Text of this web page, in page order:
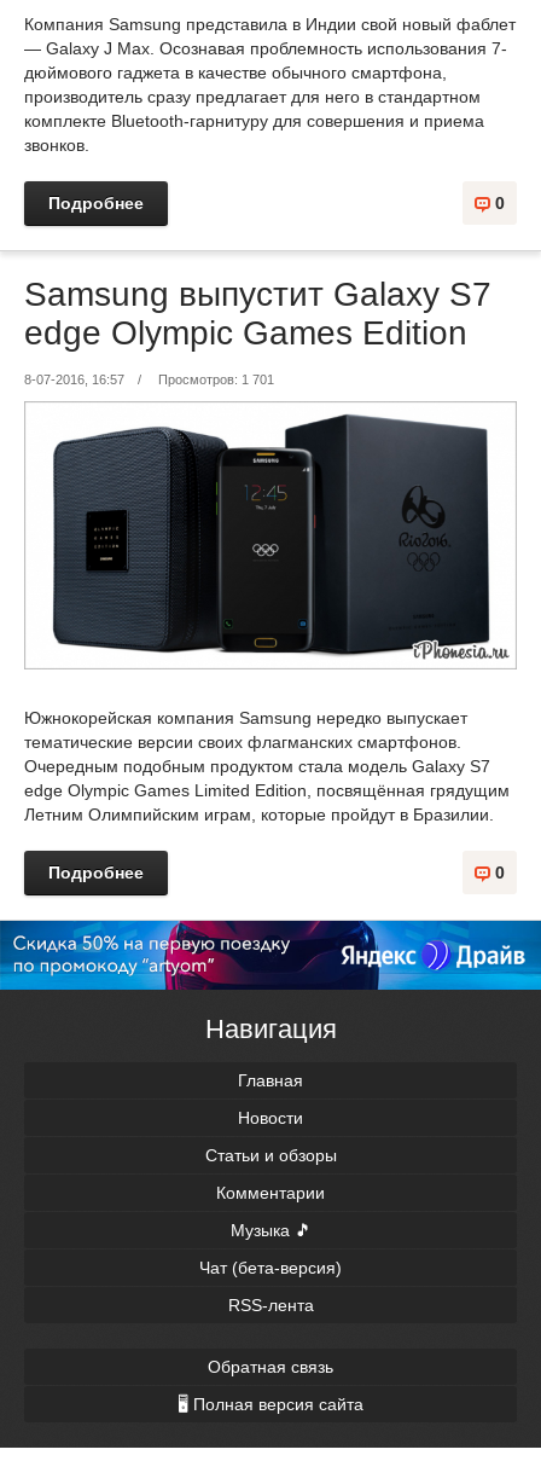
Компания Samsung представила в Индии свой новый фаблет
— Galaxy J Max. Осознавая проблемность использования 7-
дюймового гаджета в качестве обычного смартфона,
производитель сразу предлагает для него в стандартном
комплекте Bluetooth-гарнитуру для совершения и приема
звонков.
Подробнее 0
Samsung выпустит Galaxy S7
edge Olympic Games Edition
8-07-2016, 16:57 / Просмотров: 1 701
Южнокорейская компания Samsung нередко выпускает
тематические версии своих флагманских смартфонов.
Очередным подобным продуктом стала модель Galaxy S7
edge Olympic Games Limited Edition, посвящённая грядущим
Летним Олимпийским играм, которые пройдут в Бразилии.
Подробнее 0
Навигация
Главная
Новости
Статьи и обзоры
Комментарии
Музыка 🎵
Чат (бета-версия)
RSS-лента
Обратная связь
🖥 Полная версия сайта